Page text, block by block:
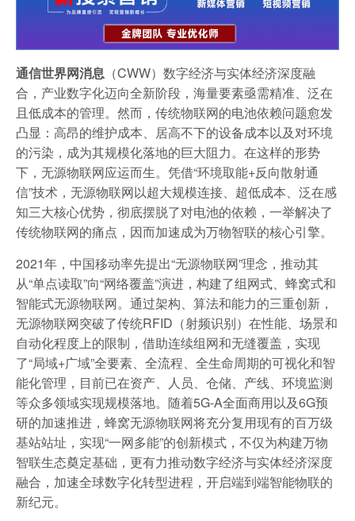
通信世界网消息 （CWW）数字经济与实体经济深度融
合，产业数字化迈向全新阶段，海量要素亟需精准、泛在
且低成本的管理。然而，传统物联网的电池依赖问题愈发
凸显：高昂的维护成本、居高不下的设备成本以及对环境
的污染，成为其规模化落地的巨大阻力。在这样的形势
下，无源物联网应运而生。凭借“环境取能+反向散射通
信”技术，无源物联网以超大规模连接、超低成本、泛在感
知三大核心优势，彻底摆脱了对电池的依赖，一举解决了
传统物联网的痛点，因而加速成为万物智联的核心引擎。
2021年，中国移动率先提出“无源物联网”理念，推动其
从“单点读取”向“网络覆盖”演进，构建了组网式、蜂窝式和
智能式无源物联网。通过架构、算法和能力的三重创新，
无源物联网突破了传统RFID（射频识别）在性能、场景和
自动化程度上的限制，借助连续组网和无缝覆盖，实现
了“局域+广域”全要素、全流程、全生命周期的可视化和智
能化管理，目前已在资产、人员、仓储、产线、环境监测
等众多领域实现规模落地。随着5G-A全面商用以及6G预
研的加速推进，蜂窝无源物联网将充分复用现有的百万级
基站站址，实现“一网多能”的创新模式，不仅为构建万物
智联生态奠定基础，更有力推动数字经济与实体经济深度
融合，加速全球数字化转型进程，开启端到端智能物联的
新纪元。